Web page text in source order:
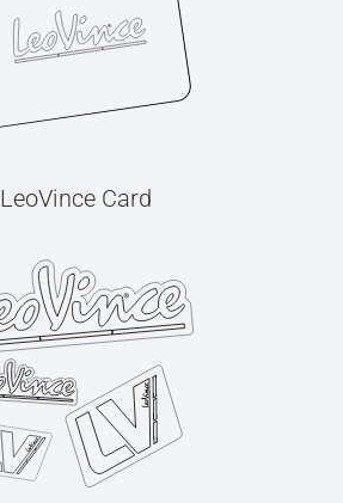
LeoVince Card